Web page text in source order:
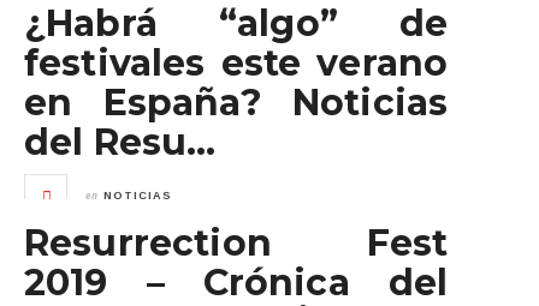
¿Habrá “algo” de
festivales este verano
en España? Noticias
del Resu…
en NOTICIAS
Resurrection Fest
2019 – Crónica del